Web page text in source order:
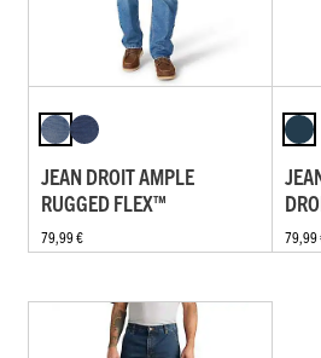
JEAN DROIT AMPLE
RUGGED FLEX™
79,99 € 79,99